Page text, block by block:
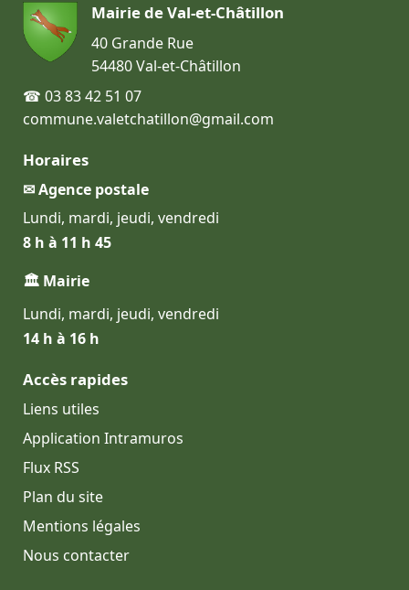
Mairie de Val-et-Châtillon
40 Grande Rue
54480 Val-et-Châtillon
☎ 03 83 42 51 07
commune.valetchatillon@gmail.com
Horaires
✉ Agence postale
Lundi, mardi, jeudi, vendredi
8 h à 11 h 45
🏛 Mairie
Lundi, mardi, jeudi, vendredi
14 h à 16 h
Accès rapides
Liens utiles
Application Intramuros
Flux RSS
Plan du site
Mentions légales
Nous contacter